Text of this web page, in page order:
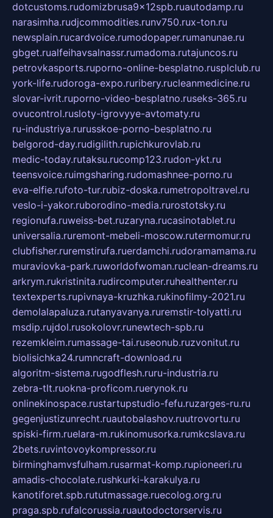
dotcustoms.rudomizbrusa9x12spb.ruautodamp.ru
narasimha.rudjcommodities.runv750.rux-ton.ru
newsplain.rucardvoice.rumodopaper.rumanunae.ru
gbget.rualfeihavsalnassr.rumadoma.rutajuncos.ru
petrovkasports.ruporno-online-besplatno.rusplclub.ru
york-life.rudoroga-expo.ruribery.rucleanmedicine.ru
slovar-ivrit.ruporno-video-besplatno.ruseks-365.ru
ovucontrol.rusloty-igrovyye-avtomaty.ru
ru-industriya.rurusskoe-porno-besplatno.ru
belgorod-day.rudigilith.rupichkurovlab.ru
medic-today.rutaksu.rucomp123.rudon-ykt.ru
teensvoice.ruimgsharing.rudomashnee-porno.ru
eva-elfie.rufoto-tur.rubiz-doska.rumetropoltravel.ru
veslo-i-yakor.ruborodino-media.rurostotsky.ru
regionufa.ruweiss-bet.ruzaryna.rucasinotablet.ru
universalia.ruremont-mebeli-moscow.rutermomur.ru
clubfisher.ruremstirufa.ruerdamchi.rudoramamama.ru
muraviovka-park.ruworldofwoman.ruclean-dreams.ru
arkrym.rukristinita.rudircomputer.ruhealthenter.ru
textexperts.rupivnaya-kruzhka.rukinofilmy-2021.ru
demolalapaluza.rutanyavanya.ruremstir-tolyatti.ru
msdip.rujdol.rusokolovr.runewtech-spb.ru
rezemkleim.rumassage-tai.ruseonub.ruzvonitut.ru
biolisichka24.rumncraft-download.ru
algoritm-sistema.rugodflesh.ruru-industria.ru
zebra-tlt.ruokna-proficom.ruerynok.ru
onlinekinospace.rustartupstudio-fefu.ruzarges-ru.ru
gegenjustizunrecht.ruautobalashov.ruutrovortu.ru
spiski-firm.ruelara-m.rukinomusorka.rumkcslava.ru
2bets.ruvintovoykompressor.ru
birminghamvsfulham.rusarmat-komp.rupioneeri.ru
amadis-chocolate.rushkurki-karakulya.ru
kanotiforet.spb.rututmassage.ruecolog.org.ru
praga.spb.rufalcorussia.ruautodoctorservis.ru